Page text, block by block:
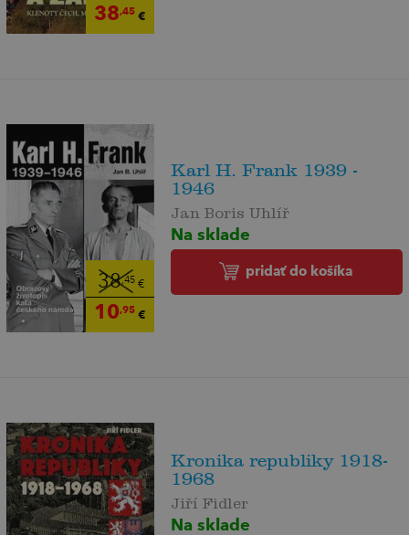
38,45€
38,45€
10,95€
Karl H. Frank 1939 -
1946
Jan Boris Uhlíř
Na sklade
pridať do košíka
Kronika republiky 1918-
1968
Jiří Fidler
Na sklade